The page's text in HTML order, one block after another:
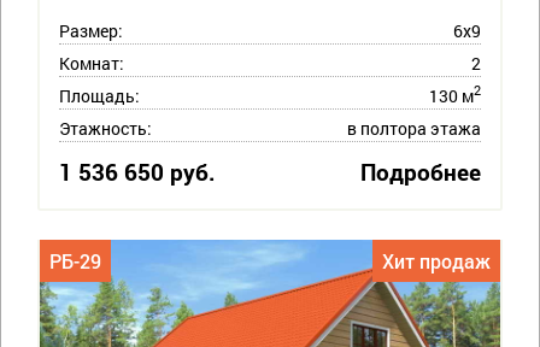
Размер:
6х9
Комнат:
2
Площадь:
130 м2
Этажность: в полтора этажа
1 536 650 руб. Подробнее
РБ-29 Хит продаж